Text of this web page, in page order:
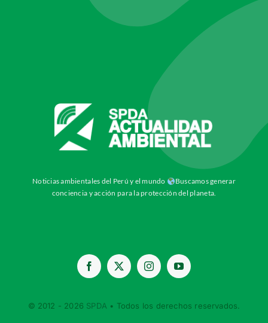
Noticias ambientales del Perú y el mundo
Buscamos generar
conciencia y acción para la protección del planeta.
© 2012 - 2026 SPDA • Todos los derechos reservados.